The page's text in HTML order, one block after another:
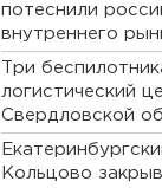
потеснили
внутреннего
Три
логистический
Свердловской
Кольцово